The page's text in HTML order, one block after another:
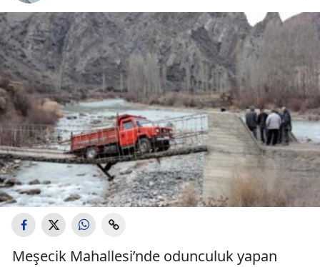
Meşecik Mahallesi’nde odunculuk yapan